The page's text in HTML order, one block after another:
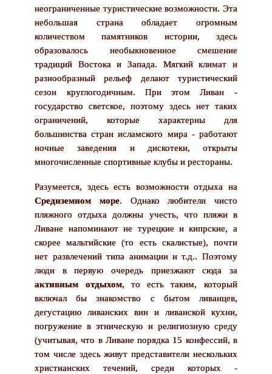
неограниченные туристические возможности. Эта
небольшая страна обладает огромным
количеством памятников истории, здесь
образовалось необыкновенное смешение
традиций Востока и Запада. Мягкий климат и
разнообразный рельеф делают туристический
сезон круглогодичным. При этом Ливан -
государство светское, поэтому здесь нет таких
ограничений, которые характерны для
большинства стран исламского мира - работают
ночные заведения и дискотеки, открыты
многочисленные спортивные клубы и рестораны.
Разумеется, здесь есть возможности отдыха на
Средиземном море. Однако любители чисто
пляжного отдыха должны учесть, что пляжи в
Ливане напоминают не турецкие и кипрские, а
скорее мальтийские (то есть скалистые), почти
нет развлечений типа анимации и т.д.. Поэтому
люди в первую очередь приезжают сюда за
активным отдыхом, то есть таким, который
включал бы знакомство с бытом ливанцев,
дегустацию ливанских вин и ливанской кухни,
погружение в этническую и религиозную среду
(учитывая, что в Ливане порядка 15 конфессий, в
том числе здесь живут представители нескольких
христианских течений, среди которых -